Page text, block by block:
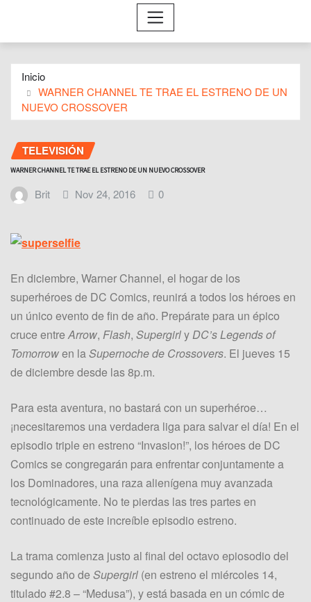
Inicio
WARNER CHANNEL TE TRAE EL ESTRENO DE UN
NUEVO CROSSOVER
TELEVISIÓN
WARNER CHANNEL TE TRAE EL ESTRENO DE UN NUEVO CROSSOVER
Brit Nov 24, 2016 0
En diciembre, Warner Channel, el hogar de los
superhéroes de DC Comics, reunirá a todos los héroes en
un único evento de fin de año. Prepárate para un épico
cruce entreArrow, Flash, SupergirlyDC’s Legends of
Tomorrowen laSupernoche de Crossovers. El jueves 15
de diciembre desde las 8p.m.
Para esta aventura, no bastará con un superhéroe…
¡necesitaremos una verdadera liga para salvar el día! En el
episodio triple en estreno “Invasion!”, los héroes de DC
Comics se congregarán para enfrentar conjuntamente a
los Dominadores, una raza alienígena muy avanzada
tecnológicamente. No te pierdas las tres partes en
continuado de este increíble episodio estreno.
La trama comienza justo al final del octavo epiosodio del
segundo año de Supergirl (en estreno el miércoles 14,
titulado #2.8 – “Medusa”), y está basada en un cómic de